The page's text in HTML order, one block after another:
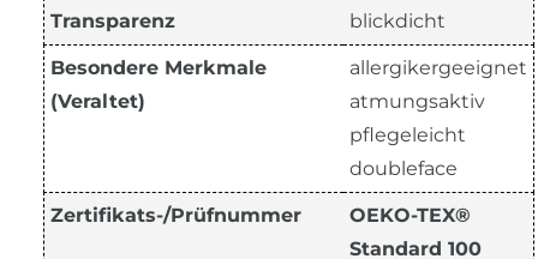
Transparenz blickdicht
Besondere Merkmale
(Veraltet)
allergikergeeignet
atmungsaktiv
pflegeleicht
doubleface
Zertifikats-/Prüfnummer
OEKO-TEX®
Standard 100